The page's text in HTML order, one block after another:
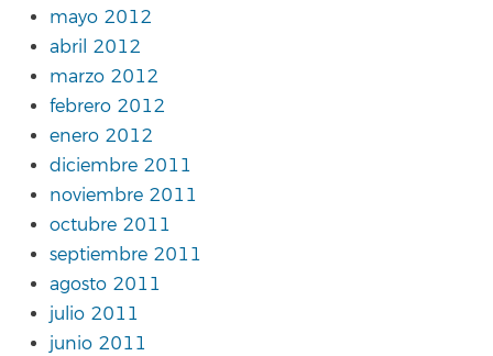
mayo 2012
abril 2012
marzo 2012
febrero 2012
enero 2012
diciembre 2011
noviembre 2011
octubre 2011
septiembre 2011
agosto 2011
julio 2011
junio 2011